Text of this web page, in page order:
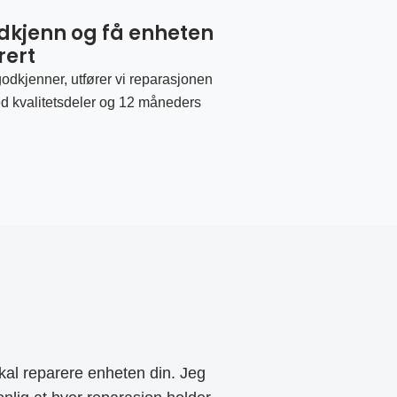
og få enheten
utfører vi reparasjonen
kvalitetsdeler og 12 måneders
reparere enheten din. Jeg